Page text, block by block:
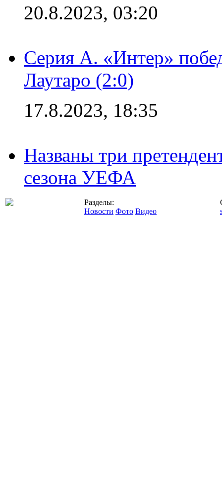
20.8.2023, 03:20
Серия А. «Интер»
Лаутаро (2:0)
17.8.2023, 18:35
Названы три
сезона УЕФА
Разделы:
Новости Фото Видео